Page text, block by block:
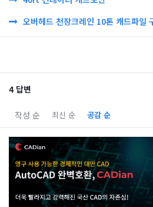
오버헤드 천장크레인 10톤 캐드파일
4 답변
작성 순 최신 순 공감 순